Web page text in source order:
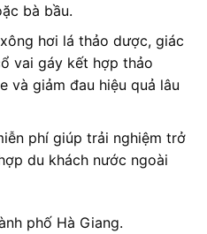
bà bầu.
hơi lá thảo dược, giác
vai gáy kết hợp thảo
và giảm đau hiệu quả lâu
phí giúp trải nghiệm trở
du khách nước ngoài
phố Hà Giang.